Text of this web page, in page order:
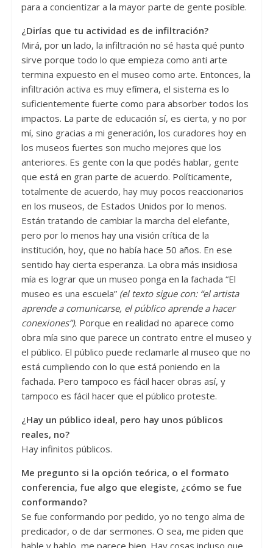
para a concientizar a la mayor parte de gente posible.
¿Dirías que tu actividad es de infiltración?
Mirá, por un lado, la infiltración no sé hasta qué punto
sirve porque todo lo que empieza como anti arte
termina expuesto en el museo como arte. Entonces, la
infiltración activa es muy efímera, el sistema es lo
suficientemente fuerte como para absorber todos los
impactos. La parte de educación sí, es cierta, y no por
mí, sino gracias a mi generación, los curadores hoy en
los museos fuertes son mucho mejores que los
anteriores. Es gente con la que podés hablar, gente
que está en gran parte de acuerdo. Políticamente,
totalmente de acuerdo, hay muy pocos reaccionarios
en los museos, de Estados Unidos por lo menos.
Están tratando de cambiar la marcha del elefante,
pero por lo menos hay una visión crítica de la
institución, hoy, que no había hace 50 años. En ese
sentido hay cierta esperanza. La obra más insidiosa
mía es lograr que un museo ponga en la fachada “El
museo es una escuela” (el texto sigue con: “el artista
aprende a comunicarse, el público aprende a hacer
conexiones”). Porque en realidad no aparece como
obra mía sino que parece un contrato entre el museo y
el público. El público puede reclamarle al museo que no
está cumpliendo con lo que está poniendo en la
fachada. Pero tampoco es fácil hacer obras así, y
tampoco es fácil hacer que el público proteste.
¿Hay un público ideal, pero hay unos públicos
reales, no?
Hay infinitos públicos.
Me pregunto si la opción teórica, o el formato
conferencia, fue algo que elegiste, ¿cómo se fue
conformando?
Se fue conformando por pedido, yo no tengo alma de
predicador, o de dar sermones. O sea, me piden que